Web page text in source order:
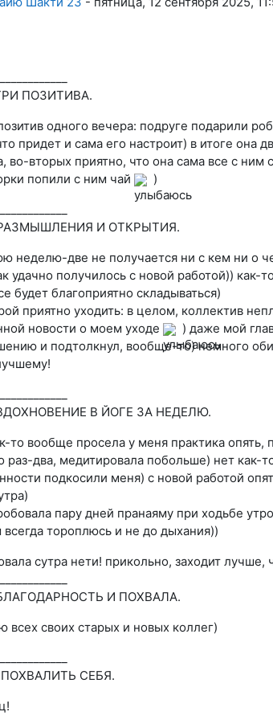
ПОЗИТИВА.
одного вечера: подруге подарили
придет и сама его настроит) в итоге она
во-вторых приятно, что она сама все с ним
попили с ним чай
)
И ОТКРЫТИЯ.
неделю-две не получается ни с кем ни о
удачно получилось с новой работой))
будет благоприятно складываться)
приятно уходить: в целом, коллектив
новости о моем уходе
) даже мой
и подтолкнул, вообще-то) немного
В ЙОГЕ ЗА НЕДЕЛЮ.
то вообще просела у меня практика
раз-два, медитировала побольше) нет как-
подкосили меня) с новой работой
пару дней пранаяму при ходьбе
тороплюсь и не до дыхания))
сутра нети! прикольно, заходит лучше,
И ПОХВАЛА.
всех своих старых и новых коллег)
СЕБЯ.